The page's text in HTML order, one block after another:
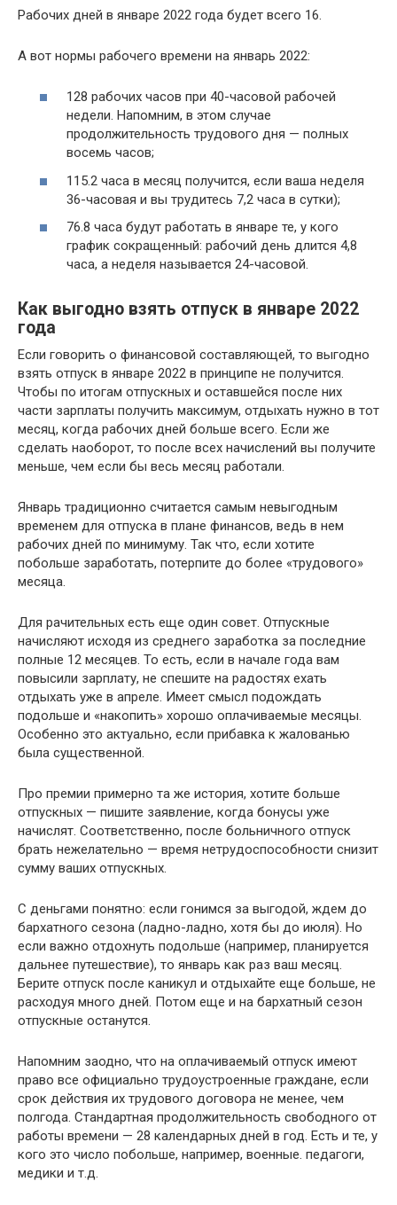
Рабочих дней в январе 2022 года будет всего 16.
А вот нормы рабочего времени на январь 2022:
128 рабочих часов при 40-часовой рабочей
недели. Напомним, в этом случае
продолжительность трудового дня — полных
восемь часов;
115.2 часа в месяц получится, если ваша неделя
36-часовая и вы трудитесь 7,2 часа в сутки);
76.8 часа будут работать в январе те, у кого
график сокращенный: рабочий день длится 4,8
часа, а неделя называется 24-часовой.
Как выгодно взять отпуск в январе 2022
года
Если говорить о финансовой составляющей, то выгодно
взять отпуск в январе 2022 в принципе не получится.
Чтобы по итогам отпускных и оставшейся после них
части зарплаты получить максимум, отдыхать нужно в тот
месяц, когда рабочих дней больше всего. Если же
сделать наоборот, то после всех начислений вы получите
меньше, чем если бы весь месяц работали.
Январь традиционно считается самым невыгодным
временем для отпуска в плане финансов, ведь в нем
рабочих дней по минимуму. Так что, если хотите
побольше заработать, потерпите до более «трудового»
месяца.
Для рачительных есть еще один совет. Отпускные
начисляют исходя из среднего заработка за последние
полные 12 месяцев. То есть, если в начале года вам
повысили зарплату, не спешите на радостях ехать
отдыхать уже в апреле. Имеет смысл подождать
подольше и «накопить» хорошо оплачиваемые месяцы.
Особенно это актуально, если прибавка к жалованью
была существенной.
Про премии примерно та же история, хотите больше
отпускных — пишите заявление, когда бонусы уже
начислят. Соответственно, после больничного отпуск
брать нежелательно — время нетрудоспособности снизит
сумму ваших отпускных.
С деньгами понятно: если гонимся за выгодой, ждем до
бархатного сезона (ладно-ладно, хотя бы до июля). Но
если важно отдохнуть подольше (например, планируется
дальнее путешествие), то январь как раз ваш месяц.
Берите отпуск после каникул и отдыхайте еще больше, не
расходуя много дней. Потом еще и на бархатный сезон
отпускные останутся.
Напомним заодно, что на оплачиваемый отпуск имеют
право все официально трудоустроенные граждане, если
срок действия их трудового договора не менее, чем
полгода. Стандартная продолжительность свободного от
работы времени — 28 календарных дней в год. Есть и те, у
кого это число побольше, например, военные. педагоги,
медики и т.д.